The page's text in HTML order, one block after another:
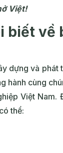
Việt!
biết
dựng và
hành cùng
Việt
thể: